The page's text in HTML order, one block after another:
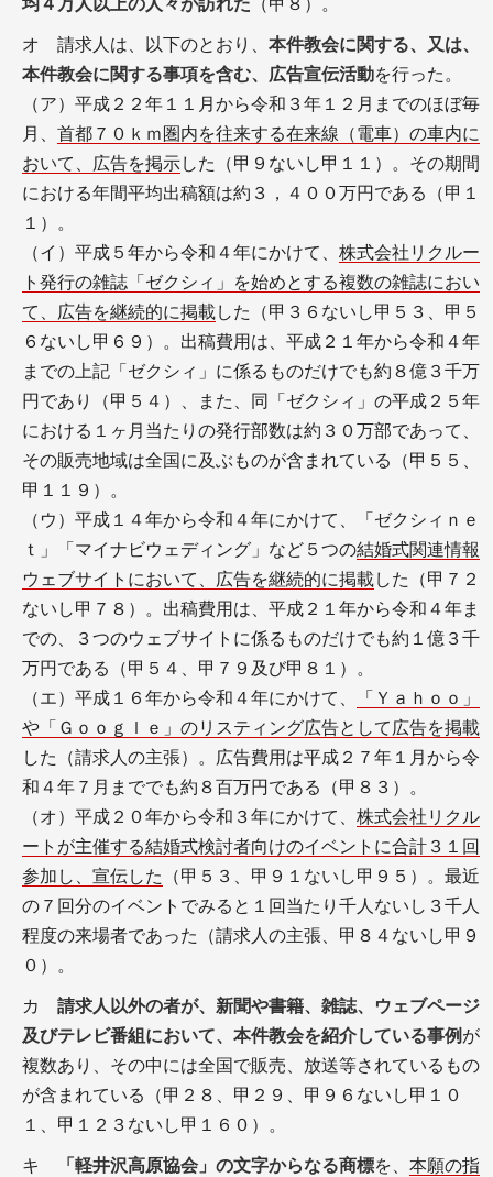
均４万人以上の人々が訪れた （甲８）。
オ 請求人は、以下のとおり、 本件教会に関する、又は、
本件教会に関する事項を含む、広告宣伝活動を行った。
（ア）平成２２年１１月から令和３年１２月までのほぼ毎
月、 首都７０ｋｍ圏内を往来する在来線（電車）の車内に
おいて、広告を掲示した（甲９ないし甲１１）。その期間
における年間平均出稿額は約３，４００万円である（甲１
１）。
（イ）平成５年から令和４年にかけて、 株式会社リクルー
ト発行の雑誌「ゼクシィ」を始めとする複数の雑誌におい
て、広告を継続的に掲載 した（甲３６ないし甲５３、甲５
６ないし甲６９）。出稿費用は、平成２１年から令和４年
までの上記「ゼクシィ」に係るものだけでも約８億３千万
円であり（甲５４）、また、同「ゼクシィ」の平成２５年
における１ヶ月当たりの発行部数は約３０万部であって、
その販売地域は全国に及ぶものが含まれている（甲５５、
甲１１９）。
（ウ）平成１４年から令和４年にかけて、「ゼクシィｎｅ
ｔ」「マイナビウェディング」など５つの結婚式関連情報
ウェブサイトにおいて、広告を継続的に掲載 した（甲７２
ないし甲７８）。出稿費用は、平成２１年から令和４年ま
での、３つのウェブサイトに係るものだけでも約１億３千
万円である（甲５４、甲７９及び甲８１）。
（エ）平成１６年から令和４年にかけて、
「Ｙａｈｏｏ」
や「Ｇｏｏｇｌｅ」のリスティング広告として広告を掲載
した（請求人の主張）。広告費用は平成２７年１月から令
和４年７月まででも約８百万円である（甲８３）。
（オ）平成２０年から令和３年にかけて、 株式会社リクル
ートが主催する結婚式検討者向けのイベントに合計３１回
参加し、宣伝した
（甲５３、甲９１ないし甲９５）。最近
の７回分のイベントでみると１回当たり千人ないし３千人
程度の来場者であった（請求人の主張、甲８４ないし甲９
０）。
カ 請求人以外の者が、新聞や書籍、雑誌、ウェブページ
及びテレビ番組において、本件教会を紹介している事例 が
複数あり、その中には全国で販売、放送等されているもの
が含まれている（甲２８、甲２９、甲９６ないし甲１０
１、甲１２３ないし甲１６０）。
キ 「軽井沢高原協会」の文字からなる商標を、 本願の指